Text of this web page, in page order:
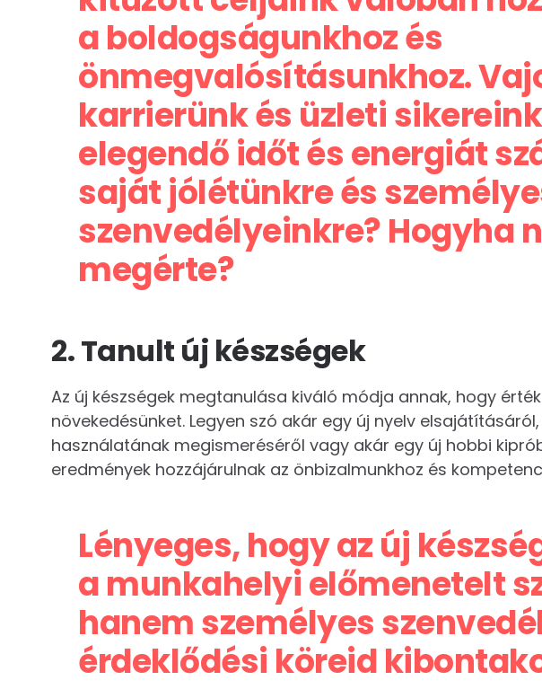
a boldogságunkhoz és
önmegvalósításunkhoz.
karrierünk és üzleti
elegendő időt és energiát
saját jólétünkre és
szenvedélyeinkre? Hogyha
megérte?
2. Tanult új készségek
Az új készségek megtanulása kiváló módja annak, hogy
növekedésünket. Legyen szó akár egy új nyelv
használatának megismeréséről vagy akár egy új hobbi
eredmények hozzájárulnak az önbizalmunkhoz és
Lényeges, hogy az új
a munkahelyi előmenetelt
hanem személyes
érdeklődési köreid